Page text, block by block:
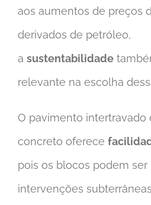
aos aumentos de preços
derivados de petróleo,
a sustentabilidade
relevante na escolha
O pavimento intertravado
concreto oferece
pois os blocos podem
intervenções